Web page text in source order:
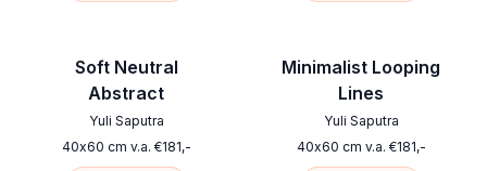
Soft Neutral
Abstract
Yuli Saputra
40x60 cm v.a. €181,-
Minimalist Looping
Lines
Yuli Saputra
40x60 cm v.a. €181,-